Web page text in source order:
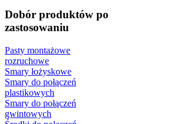
Dobór produktów po
zastosowaniu
Pasty montażowe
rozruchowe
Smary łożyskowe
Smary do połączeń
plastikowych
Smary do połączeń
gwintowych